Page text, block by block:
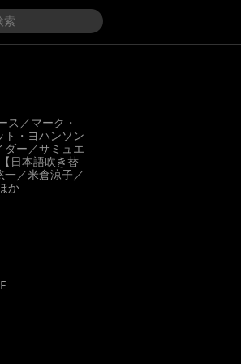
ス／マーク・
ト・ヨハンソン
ダー／サミュエ
日本語吹き替
／米倉涼子／
か